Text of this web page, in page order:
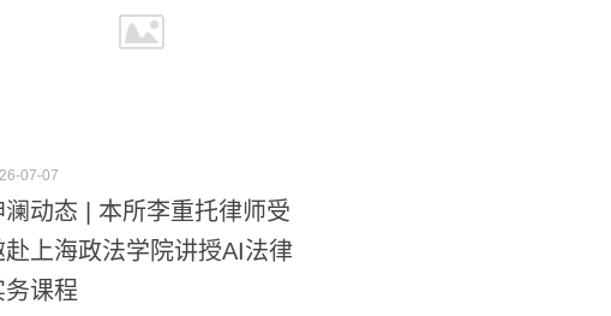
07-07
澜动态 | 本所李重托律师受
赴上海政法学院讲授AI法律
务课程